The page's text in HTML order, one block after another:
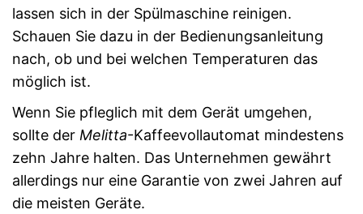
lassen sich in der Spülmaschine reinigen.
Schauen Sie dazu in der Bedienungsanleitung
nach, ob und bei welchen Temperaturen das
möglich ist.
Wenn Sie pfleglich mit dem Gerät umgehen,
sollte der Melitta-Kaffeevollautomat mindestens
zehn Jahre halten. Das Unternehmen gewährt
allerdings nur eine Garantie von zwei Jahren auf
die meisten Geräte.